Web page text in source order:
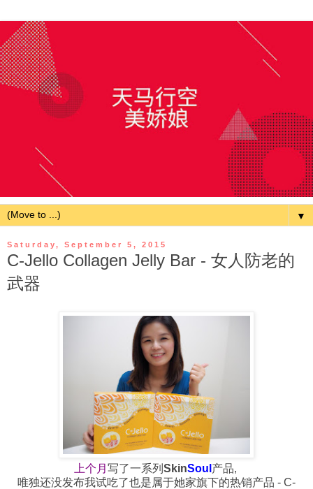
▼
Saturday, September 5, 2015
C-Jello Collagen Jelly Bar - 女人防老的
武器
上个月 写了一系列 SkinSoul 产品,
唯独还没发布我试吃了也是属于她家旗下的热销产品 - C-